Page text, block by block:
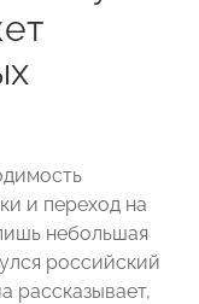
и переход на
небольшая
российский
рассказывает,